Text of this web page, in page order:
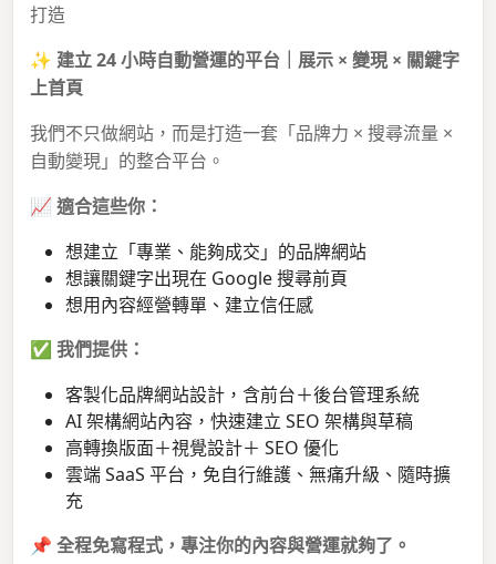
打造
✨ 建立 24 小時自動營運的平台｜展示 × 變現 × 關鍵字
上首頁
我們不只做網站，而是打造一套「品牌力 × 搜尋流量 ×
自動變現」的整合平台。
📈 適合這些你：
想建立「專業、能夠成交」的品牌網站
想讓關鍵字出現在 Google 搜尋前頁
想用內容經營轉單、建立信任感
✅ 我們提供：
客製化品牌網站設計，含前台＋後台管理系統
AI 架構網站內容，快速建立 SEO 架構與草稿
高轉換版面＋視覺設計＋ SEO 優化
雲端 SaaS 平台，免自行維護、無痛升級、隨時擴
充
📌 全程免寫程式，專注你的內容與營運就夠了。